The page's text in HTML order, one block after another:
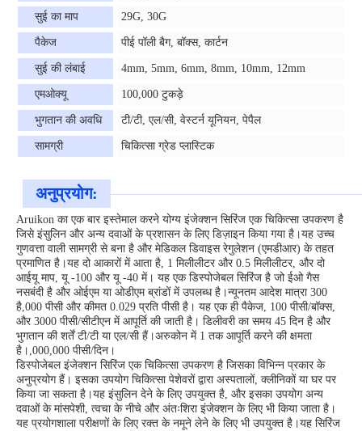
सुई का माप 29G, 30G
पैकेज पीई पॉली बैग, बॉक्स, कार्टन
सुई की लंबाई 4mm, 5mm, 6mm, 8mm, 10mm, 12mm
एमओक्यू 100,000 टुकड़े
भुगतान की अवधि टी/टी, एल/सी, वेस्टर्न यूनियन, पेपैल
सामग्री चिकित्सा ग्रेड प्लास्टिक
अनुप्रयोग:
Aruikon का एक बार इस्तेमाल करने योग्य इंजेक्शन सिरिंज एक चिकित्सा उपकरण है
जिसे इंसुलिन और अन्य दवाओं के प्रशासन के लिए डिज़ाइन किया गया है।यह उच्च
गुणवत्ता वाली सामग्री से बना है और मेडिकल डिवाइस रेगुलेशन (एमडीआर) के तहत
प्रमाणित है।यह दो आकारों में आता है, 1 मिलीलीटर और 0.5 मिलीलीटर, और दो
आईयू माप, यू -100 और यू -40 में। यह एक डिस्पोजेबल सिरिंज है जो ईओ गैस
नसबंदी है और ओईएम या ओडीएम ब्रांडों में उपलब्ध है।न्यूनतम आदेश मात्रा 300
है,000 पीसी और कीमत 0.029 प्रति पीसी है। यह एक ही पैकेज, 100 पीसी/बॉक्स,
और 3000 पीसी/सीटीएन में आपूर्ति की जाती है। डिलीवरी का समय 45 दिन है और
भुगतान की शर्तें टी/टी या एल/सी हैं।अरुकोन में 1 तक आपूर्ति करने की क्षमता
है।,000,000 पीसी/दिन।
डिस्पोजेबल इंजेक्शन सिरिंज एक चिकित्सा उपकरण है जिसका विभिन्न प्रकार के
अनुप्रयोग हैं। इसका उपयोग चिकित्सा पेशेवरों द्वारा अस्पतालों, क्लीनिकों या घर पर
किया जा सकता है।यह इंसुलिन देने के लिए उपयुक्त है, और इसका उपयोग अन्य
दवाओं के मांसपेशी, त्वचा के नीचे और अंतःशिरा इंजेक्शन के लिए भी किया जाता है।
यह प्रयोगशाला परीक्षणों के लिए रक्त के नमूने लेने के लिए भी उपयुक्त है।यह सिरिंज